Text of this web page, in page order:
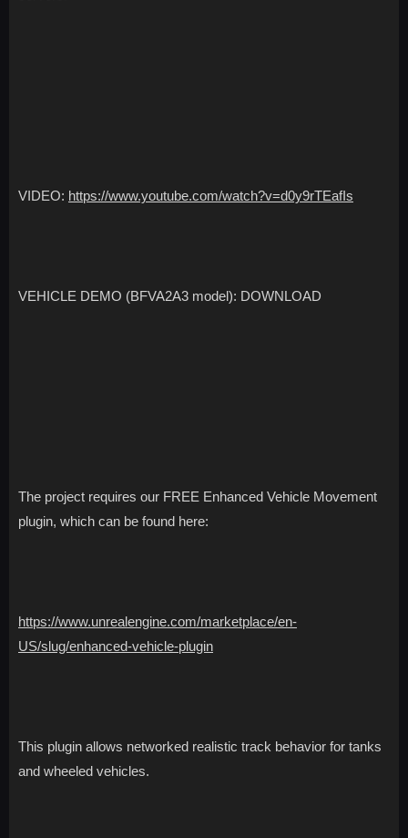
VIDEO: https://www.youtube.com/watch?v=d0y9rTEafIs
VEHICLE DEMO (BFVA2A3 model): DOWNLOAD
The project requires our FREE Enhanced Vehicle Movement
plugin, which can be found here:
https://www.unrealengine.com/marketplace/en-
US/slug/enhanced-vehicle-plugin
This plugin allows networked realistic track behavior for tanks
and wheeled vehicles.